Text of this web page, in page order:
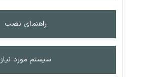
راهنمای نصب
سیستم مورد نیاز